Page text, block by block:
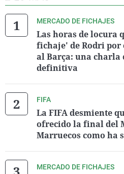
MERCADO DE FICHAJES
Las horas de locura
fichaje' de Rodri por
al Barça: una charla
definitiva
FIFA
La FIFA desmiente
ofrecido la final del
Marruecos como ha
MERCADO DE FICHAJES